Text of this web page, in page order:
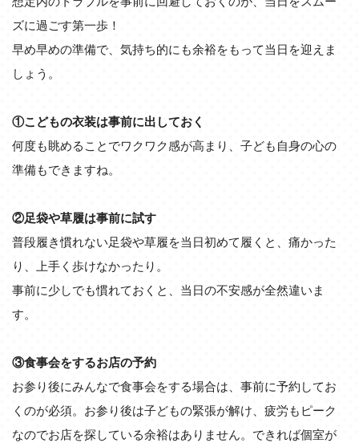
ズに過ごす第一歩！
早め早めの準備で、気持ち的にも余裕をもって当日を迎えま
しょう。
①こどもの衣装は事前に出しておく
何度も眺めることでワクワク感が高まり、子ども自身の心の
準備もできますね。
②足袋や草履は事前に試す
普段履き慣れない足袋や草履を当日初めて履くと、痛かった
り、上手く歩けなかったり。
事前に少しでも慣れておくと、当日の不安感が全然違いま
す。
③食事会をするお店の予約
お参り後にみんなで食事会をする場合は、事前に予約してお
くのが必須。お参り後は子どもの緊張が解け、疲労もピーク
なのでお店を探している余裕はありません。できれば個室が